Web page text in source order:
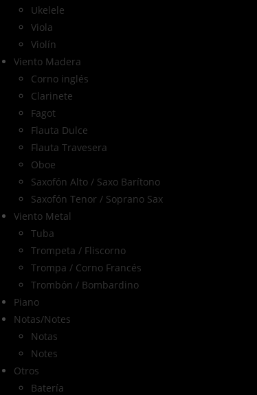
Ukelele
Viola
Violín
Viento Madera
Corno inglés
Clarinete
Fagot
Flauta Dulce
Flauta Travesera
Oboe
Saxofón Alto / Saxo Barítono
Saxofón Tenor / Soprano Sax
Viento Metal
Tuba
Trompeta / Fliscorno
Trompa / Corno Francés
Trombón / Bombardino
Piano
Notas/Notes
Notas
Notes
Otros
Batería